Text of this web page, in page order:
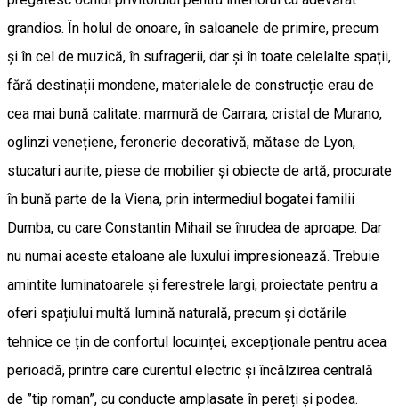
grandios. În holul de onoare, în saloanele de primire, precum
și în cel de muzică, în sufragerii, dar și în toate celelalte spații,
fără destinații mondene, materialele de construcție erau de
cea mai bună calitate: marmură de Carrara, cristal de Murano,
oglinzi venețiene, feronerie decorativă, mătase de Lyon,
stucaturi aurite, piese de mobilier și obiecte de artă, procurate
în bună parte de la Viena, prin intermediul bogatei familii
Dumba, cu care Constantin Mihail se înrudea de aproape. Dar
nu numai aceste etaloane ale luxului impresionează. Trebuie
amintite luminatoarele și ferestrele largi, proiectate pentru a
oferi spațiului multă lumină naturală, precum și dotările
tehnice ce țin de confortul locuinței, excepționale pentru acea
perioadă, printre care curentul electric și încălzirea centrală
de ”tip roman”, cu conducte amplasate în pereți și podea.